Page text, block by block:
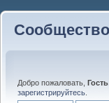
Добро пожаловать, Гость
зарегистрируйтесь